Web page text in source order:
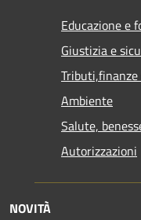
Educazione e
Giustizia e
Ambiente
Salute,
Autorizzazioni
NOVITÀ